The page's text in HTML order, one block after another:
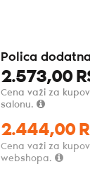
Polica
2.573,00
Cena važi za
salonu.
2.444,00
Cena važi za
webshopa.